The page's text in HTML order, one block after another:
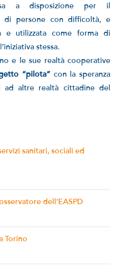
a disposizione per il
di persone con difficoltà, e
e utilizzata come forma di
stessa.
e le sue realtà cooperative
“pilota” con la speranza
ad altre realtà cittadine del
sanitari, sociali ed
dell’EASPD
Torino